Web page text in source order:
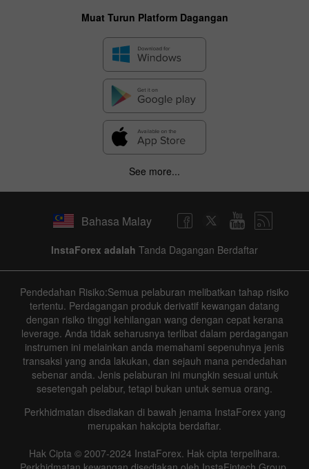
Muat Turun Platform Dagangan
See more...
Bahasa Malay
InstaForex adalah Tanda Dagangan Berdaftar
Pendedahan Risiko:Semua pelaburan melibatkan tahap risiko
tertentu. Perdagangan produk derivatif kewangan datang
dengan risiko tinggi kehilangan wang dengan cepat kerana
leverage. Anda tidak seharusnya terlibat dalam perdagangan
instrumen ini melainkan anda memahami sepenuhnya jenis
transaksi yang anda lakukan, dan sejauh mana pendedahan
sebenar anda. Jenis pelaburan ini mungkin sesuai untuk
sesetengah pelabur, tetapi bukan untuk semua orang.
Perkhidmatan disediakan di bawah jenama InstaForex yang
merupakan hakcipta berdaftar.
Hak Cipta © 2007-2024 InstaForex. Hak cipta terpelihara.